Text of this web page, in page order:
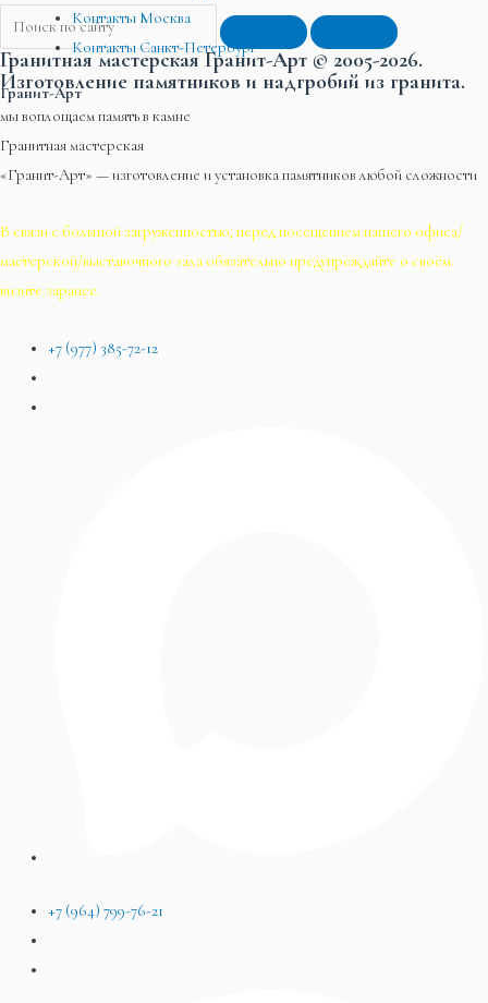
Контакты Москва
Контакты Санкт-Петербург
Гранит-Арт
мы воплощаем память в камне
Гранитная мастерская
«Гранит-Арт» — изготовление и установка памятников любой сложности
В связи с большой загруженностью, перед посещением нашего офиса/
мастерской/выставочного зала обязательно предупреждайте о своём
визите заранее.
+7 (977) 385-72-12
+7 (964) 799-76-21
Гранитная мастерская Гранит-Арт © 2005-2026.
Изготовление памятников и надгробий из гранита.